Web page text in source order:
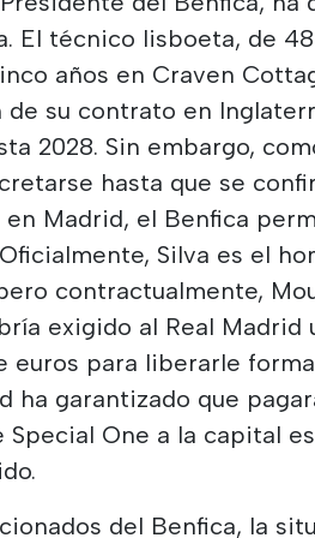
El técnico lisboeta, de
años en Craven
de su contrato en
2028. Sin embargo,
hasta que se
Madrid, el Benfica
Silva es el
contractualmente,
exigido al Real Madrid
euros para liberarle
ha garantizado que
Special One a la capital
del Benfica, la